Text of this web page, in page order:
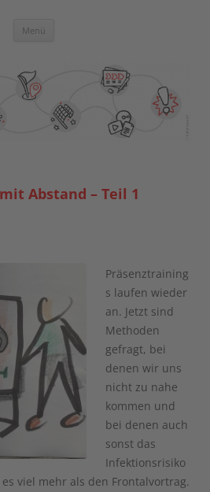
Akademie
Menü
Abstand – Teil 1
Präsenztraining
s laufen wieder
an. Jetzt sind
Methoden
gefragt, bei
denen wir uns
nicht zu nahe
kommen und
bei denen auch
sonst das
Infektionsrisiko
viel mehr als den Frontalvortrag.